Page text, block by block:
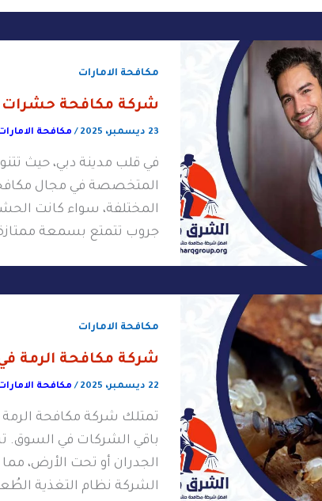
مكافحة الامارات
شركة مكافحة حشرات
23 ديسمبر، 2025 / مكافحة
في قلب مدينة دبي، حيث
المتخصصة في مجال
المختلفة، سواء كانت
جروب تتمتع بسمعة
مكافحة الامارات
شركة مكافحة الرمة في
22 ديسمبر، 2025 / مكافحة
تمتلك شركة مكافحة الرمة
باقي الشركات في السوق.
الجدران أو تحت الأرض،
الشركة نظام التغذية